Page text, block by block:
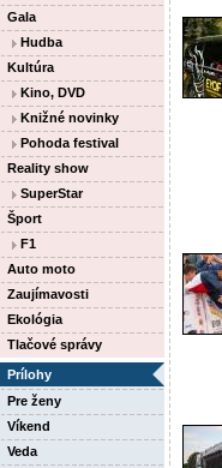
Gala
Hudba
Kultúra
Kino, DVD
Knižné novinky
Pohoda festival
Reality show
SuperStar
Šport
F1
Auto moto
Zaujímavosti
Ekológia
Tlačové správy
Prílohy
Pre ženy
Víkend
Veda